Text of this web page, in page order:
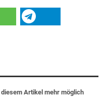
Artikel mehr möglich